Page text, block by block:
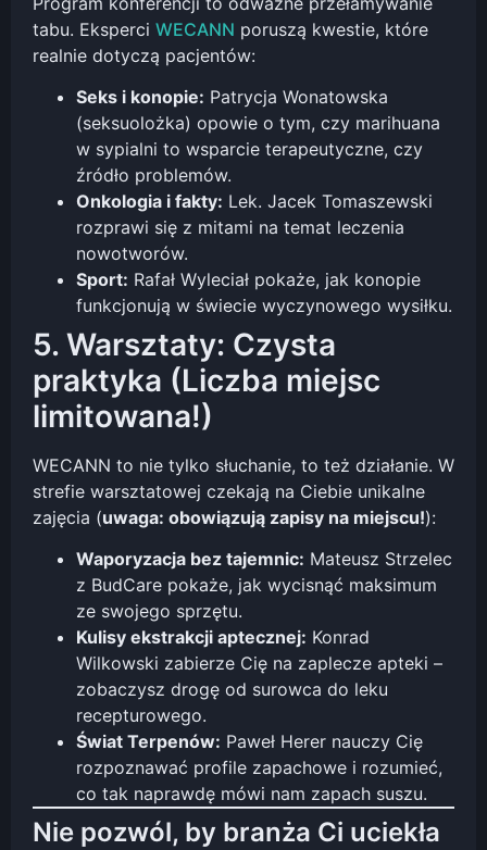
tabu. Eksperci WECANN poruszą kwestie, które
realnie dotyczą pacjentów:
Seks i konopie: Patrycja Wonatowska
(seksuolożka) opowie o tym, czy marihuana
w sypialni to wsparcie terapeutyczne, czy
źródło problemów.
Onkologia i fakty: Lek. Jacek Tomaszewski
rozprawi się z mitami na temat leczenia
nowotworów.
Sport: Rafał Wyleciał pokaże, jak konopie
funkcjonują w świecie wyczynowego wysiłku.
5. Warsztaty: Czysta
praktyka (Liczba miejsc
limitowana!)
WECANN to nie tylko słuchanie, to też działanie. W
strefie warsztatowej czekają na Ciebie unikalne
zajęcia (uwaga: obowiązują zapisy na miejscu!):
Waporyzacja bez tajemnic: Mateusz Strzelec
z BudCare pokaże, jak wycisnąć maksimum
ze swojego sprzętu.
Kulisy ekstrakcji aptecznej: Konrad
Wilkowski zabierze Cię na zaplecze apteki –
zobaczysz drogę od surowca do leku
recepturowego.
Świat Terpenów: Paweł Herer nauczy Cię
rozpoznawać profile zapachowe i rozumieć,
co tak naprawdę mówi nam zapach suszu.
Nie pozwól, by branża Ci uciekła